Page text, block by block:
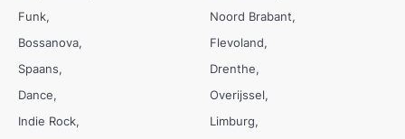
Funk
Bossanova
Spaans
Dance
Indie Rock
Noord Brabant
Flevoland
Drenthe
Overijssel
Limburg